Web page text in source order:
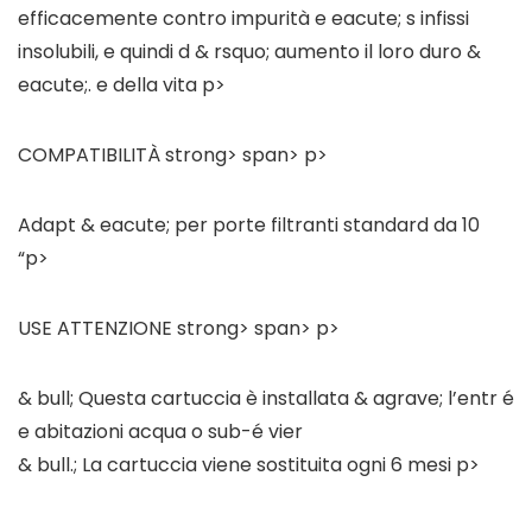
efficacemente contro impurità e eacute; s infissi
insolubili, e quindi d & rsquo; aumento il loro duro &
eacute;. e della vita p>
COMPATIBILITÀ strong> span> p>
Adapt & eacute; per porte filtranti standard da 10
“p>
USE ATTENZIONE strong> span> p>
& bull; Questa cartuccia è installata & agrave; l’entr é
e abitazioni acqua o sub-é vier
& bull.; La cartuccia viene sostituita ogni 6 mesi p>